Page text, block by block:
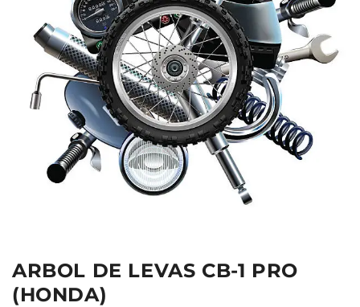
ARBOL DE LEVAS CB-1 PRO
(HONDA)